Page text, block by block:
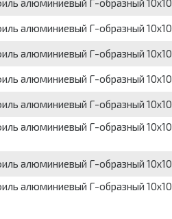
алюминиевый Г-образный
алюминиевый Г-образный
алюминиевый Г-образный
алюминиевый Г-образный
алюминиевый Г-образный
алюминиевый Г-образный
алюминиевый Г-образный
алюминиевый Г-образный